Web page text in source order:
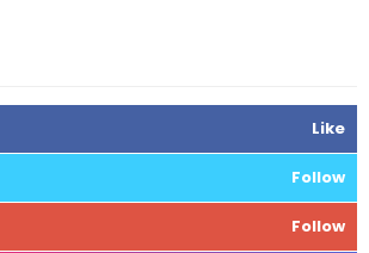
Like
Follow
Follow